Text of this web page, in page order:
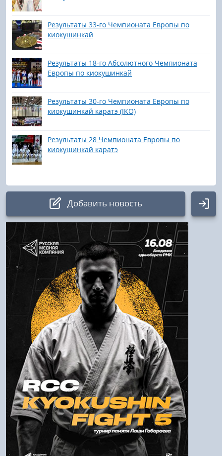
Результаты 33-го Чемпионата Европы по
киокушинкай
Результаты 18-го Абсолютного Чемпионата
Европы по киокушинкай
Результаты 30-го Чемпионата Европы по
киокушинкай каратэ (IKO)
Результаты 28 Чемпионата Европы по
киокушинкай каратэ
Добавить новость
Авторизация
Логин:
Пароль
Войти
Напомнить пароль
Регистрация